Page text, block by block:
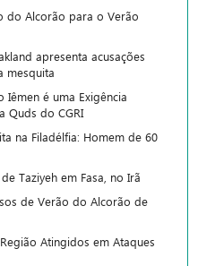
do Alcorão para o Verão
apresenta acusações
mesquita
Iêmen é uma Exigência
Quds do CGRI
na Filadélfia: Homem de 60
Taziyeh em Fasa, no Irã
de Verão do Alcorão de
Atingidos em Ataques